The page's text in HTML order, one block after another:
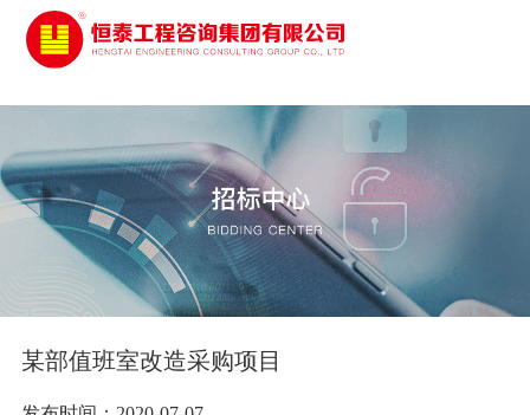
太阳城娱乐
某部值班室改造采购项目